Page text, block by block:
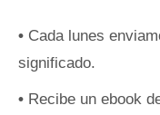
• Cada lunes
significado.
• Recibe un ebook